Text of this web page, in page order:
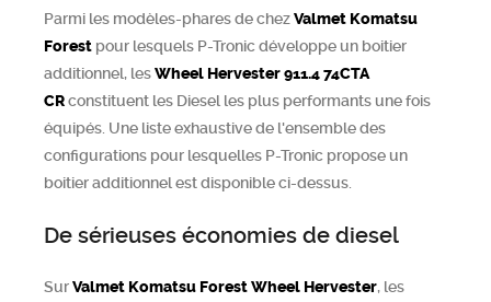
Parmi les modèles-phares de chezValmet Komatsu
Forest pour lesquels P-Tronic développe un boitier
additionnel, lesWheel Hervester911.4 74CTA
CRconstituent les Diesel les plus performants une fois
équipés. Une liste exhaustive de l'ensemble des
configurations pour lesquelles P-Tronic propose un
boitier additionnel est disponible ci-dessus.
De sérieuses économies de diesel
SurValmet Komatsu ForestWheel Hervester, les